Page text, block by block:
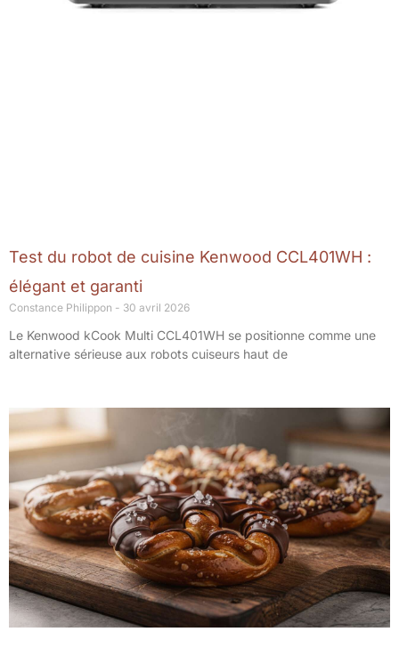
Test du robot de cuisine Kenwood CCL401WH :
élégant et garanti
Constance Philippon 30 avril 2026
Le Kenwood kCook Multi CCL401WH se positionne comme une
alternative sérieuse aux robots cuiseurs haut de